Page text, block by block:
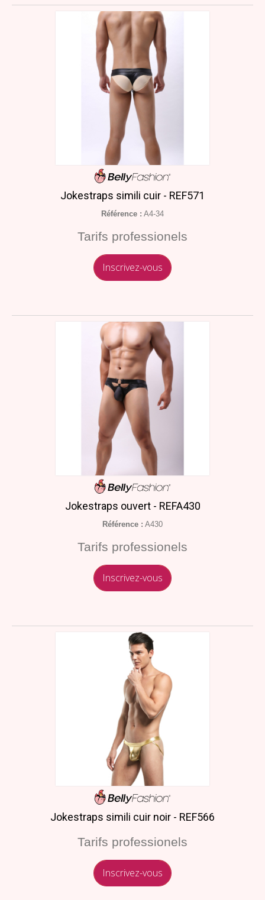
Jokestraps simili cuir - REF571
Référence : A4-34
Tarifs professionels
Inscrivez-vous
Jokestraps ouvert - REFA430
Référence : A430
Tarifs professionels
Inscrivez-vous
Jokestraps simili cuir noir - REF566
Tarifs professionels
Inscrivez-vous